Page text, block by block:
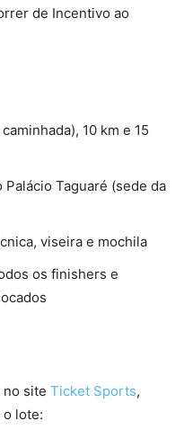
de Incentivo ao
10 km e 15
Taguaré (sede da
viseira e mochila
os finishers e
site Ticket Sports,
lote: